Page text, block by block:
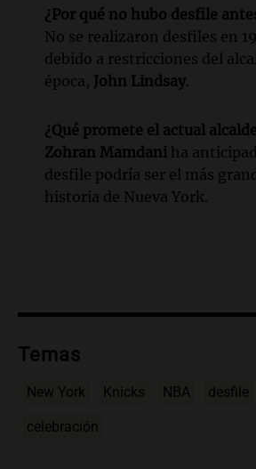
¿Por qué no hubo desfile
No se realizaron desfiles en
debido a restricciones del
época, John Lindsay.
¿Qué promete el actual
Zohran Mamdani ha
desfile podría ser el más
historia de Nueva York.
Temas
New York Knicks NBA desfile
celebración